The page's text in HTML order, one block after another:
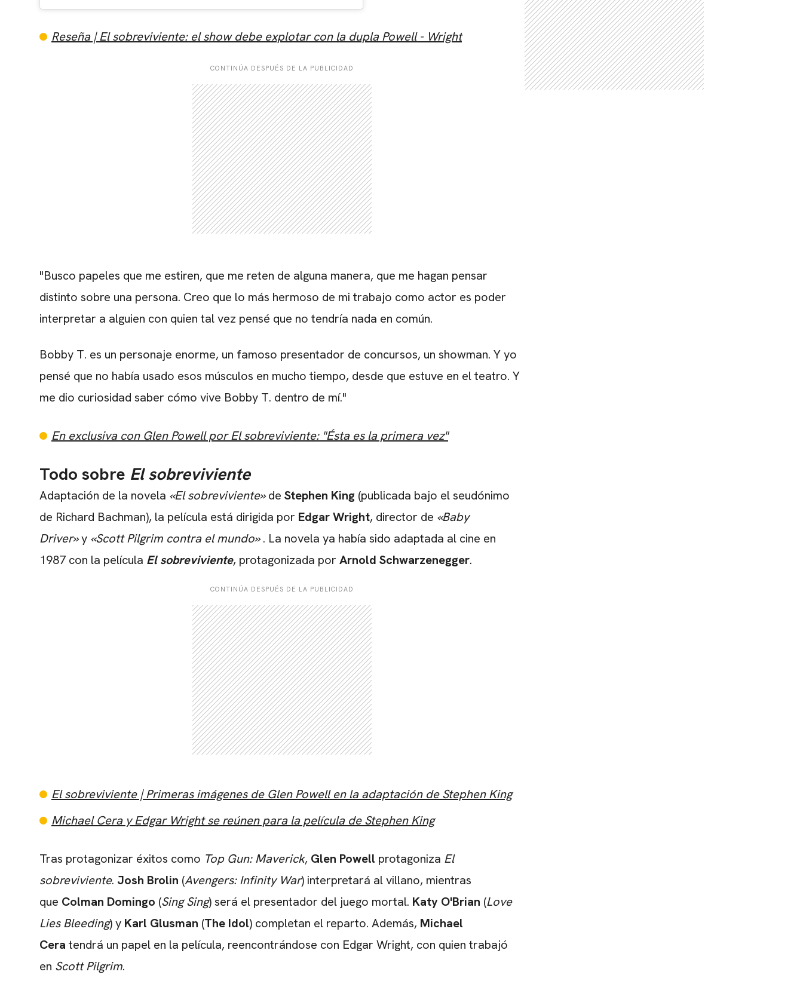
Reseña | El sobreviviente: el show debe explotar con la dupla Powell - Wright
CONTINÚA DESPUÉS DE LA PUBLICIDAD
"Busco papeles que me estiren, que me reten de alguna manera, que me hagan pensar
distinto sobre una persona. Creo que lo más hermoso de mi trabajo como actor es poder
interpretar a alguien con quien tal vez pensé que no tendría nada en común.
Bobby T. es un personaje enorme, un famoso presentador de concursos, un showman. Y yo
pensé que no había usado esos músculos en mucho tiempo, desde que estuve en el teatro. Y
me dio curiosidad saber cómo vive Bobby T. dentro de mí."
En exclusiva con Glen Powell por El sobreviviente: "Ésta es la primera vez"
Todo sobre El sobreviviente
Adaptación de la novela «El sobreviviente»de Stephen King (publicada bajo el seudónimo
de Richard Bachman), la película está dirigida por Edgar Wright, director de «Baby
Driver»y «Scott Pilgrim contra el mundo». La novela ya había sido adaptada al cine en
1987 con la película El sobreviviente, protagonizada por Arnold Schwarzenegger.
CONTINÚA DESPUÉS DE LA PUBLICIDAD
El sobreviviente | Primeras imágenes de Glen Powell en la adaptación de Stephen King
Michael Cera y Edgar Wright se reúnen para la película de Stephen King
Tras protagonizar éxitos como Top Gun: Maverick, Glen Powell protagoniza El
sobreviviente. Josh Brolin (Avengers: Infinity War) interpretará al villano, mientras
que Colman Domingo (Sing Sing) será el presentador del juego mortal. Katy O'Brian (Love
Lies Bleeding) y Karl Glusman (The Idol) completan el reparto. Además, Michael
Cera tendrá un papel en la película, reencontrándose con Edgar Wright, con quien trabajó
en Scott Pilgrim.
CARREGANDO PUBLICIDADE